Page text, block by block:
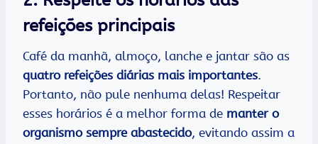
refeições principais
Café da manhã, almoço, lanche e jantar são as
quatro refeições diárias mais importantes.
Portanto, não pule nenhuma delas! Respeitar
esses horários é a melhor forma de manter o
organismo sempre abastecido, evitando assim a